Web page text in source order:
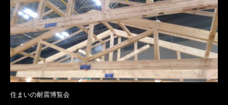
住まいの耐震博覧会